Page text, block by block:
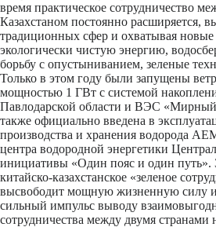
время практическое сотрудничество
Казахстаном постоянно расширяется,
традиционных сфер и охватывая
экологически чистую энергию,
борьбу с опустыниванием, зеленые
Только в этом году были запущены
мощностью 1 ГВт с системой
Павлодарской области и ВЭС
также официально введена в
производства и хранения водорода
центра водородной энергетики
инициативы «Один пояс и один путь».
китайско-казахстанское «зеленое
высвободит мощную жизненную силу
сильный импульс выводу
сотрудничества между двумя странами